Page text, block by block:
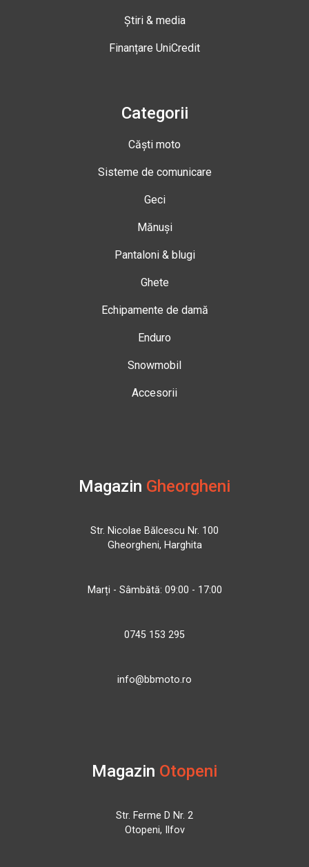
Știri & media
Finanțare UniCredit
Categorii
Căști moto
Sisteme de comunicare
Geci
Mănuși
Pantaloni & blugi
Ghete
Echipamente de damă
Enduro
Snowmobil
Accesorii
Magazin Gheorgheni
Str. Nicolae Bălcescu Nr. 100
Gheorgheni, Harghita
Marți - Sâmbătă: 09:00 - 17:00
0745 153 295
info@bbmoto.ro
Magazin Otopeni
Str. Ferme D Nr. 2
Otopeni, Ilfov